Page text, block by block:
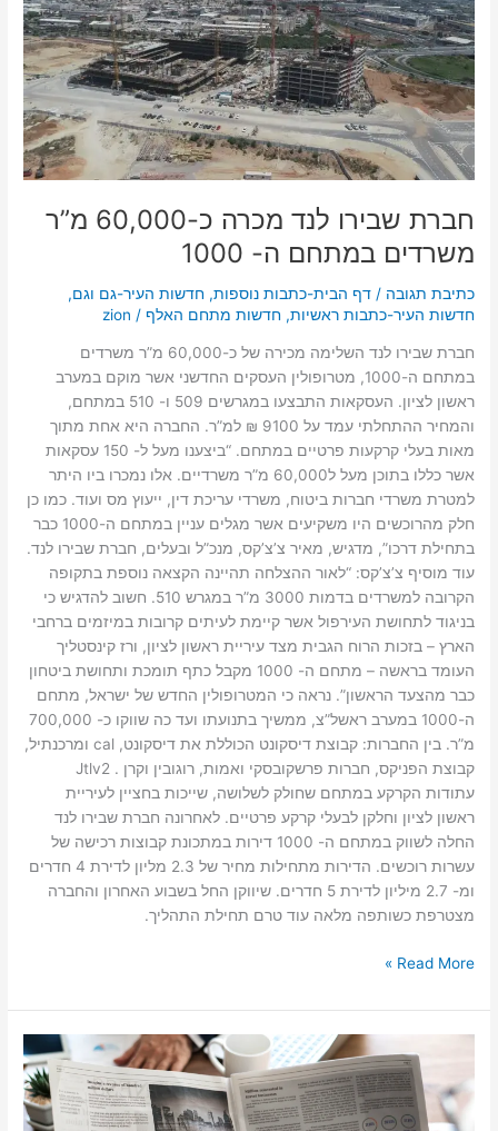
חברת שבירו לנד מכרה כ-60,000 מ”ר
משרדים במתחם ה- 1000
כתיבת תגובה /דף הבית-כתבות נוספות,חדשות העיר-גם וגם,
חדשות העיר-כתבות ראשיות,חדשות מתחם האלף /
zion
חברת שבירו לנד השלימה מכירה של כ-60,000 מ”ר משרדים
במתחם ה-1000, מטרופולין העסקים החדשני אשר מוקם במערב
ראשון לציון. העסקאות התבצעו במגרשים 509 ו- 510 במתחם,
והמחיר ההתחלתי עמד על 9100 ₪ למ”ר. החברה היא אחת מתוך
מאות בעלי קרקעות פרטיים במתחם. “ביצענו מעל ל- 150 עסקאות
אשר כללו בתוכן מעל ל60,000 מ”ר משרדיים. אלו נמכרו ביו היתר
למטרת משרדי חברות ביטוח, משרדי עריכת דין, ייעוץ מס ועוד. כמו כן
חלק מהרוכשים היו משקיעים אשר מגלים עניין במתחם ה-1000 כבר
בתחילת דרכו”, מדגיש, מאיר צ’צ’קס, מנכ”ל ובעלים, חברת שבירו לנד.
עוד מוסיף צ’צ’קס: “לאור ההצלחה תהיינה הקצאה נוספת בתקופה
הקרובה למשרדים בדמות 3000 מ”ר במגרש 510. חשוב להדגיש כי
בניגוד לתחושת העירפול אשר קיימת לעיתים קרובות במיזמים ברחבי
הארץ – בזכות הרוח הגבית מצד עיריית ראשון לציון, ורז קינסטליך
העומד בראשה – מתחם ה- 1000 מקבל כתף תומכת ותחושת ביטחון
כבר מהצעד הראשון”. נראה כי המטרופולין החדש של ישראל, מתחם
ה-1000 במערב ראשל”צ, ממשיך בתנועתו ועד כה שווקו כ- 700,000
מ”ר. בין החברות: קבוצת דיסקונט הכוללת את דיסקונט, cal ומרכנתיל,
קבוצת הפניקס, חברות פרשקובסקי ואמות, רוגובין וקרן . Jtlv2
עתודות הקרקע במתחם שחולק לשלושה, שייכות בחציין לעיריית
ראשון לציון וחלקן לבעלי קרקע פרטיים. לאחרונה חברת שבירו לנד
החלה לשווק במתחם ה- 1000 דירות במתכונת קבוצות רכישה של
עשרות רוכשים. הדירות מתחילות מחיר של 2.3 מליון לדירת 4 חדרים
ומ- 2.7 מיליון לדירת 5 חדרים. שיווקן החל בשבוע האחרון והחברה
מצטרפת כשותפה מלאה עוד טרם תחילת התהליך.
מכרה
כ-60,000
מ”ר
משרדים
במתחם
ה-
1000
Read More »
3